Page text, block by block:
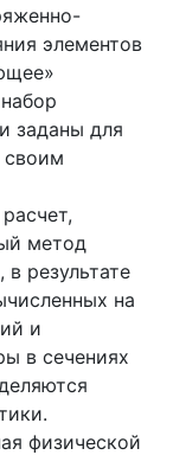
элементов
заданы для
своим
метод
результате
на
и
в сечениях
физической